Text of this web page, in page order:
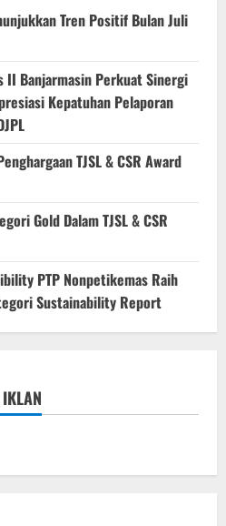
Tren Positif Bulan Juli
II Banjarmasin Perkuat Sinergi
Kepatuhan Pelaporan
TJSL & CSR Award
Gold Dalam TJSL & CSR
PTP Nonpetikemas Raih
Sustainability Report